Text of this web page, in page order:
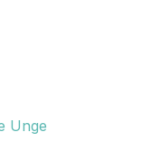
Unge